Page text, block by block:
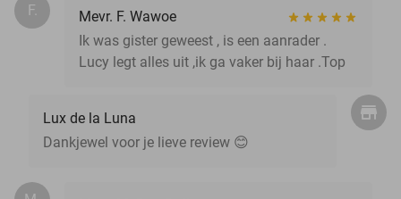
F.
Mevr. F. Wawoe
Ik was gister geweest , is een aanrader .
Lucy legt alles uit ,ik ga vaker bij haar .Top
Lux de la Luna
Dankjewel voor je lieve review 😊